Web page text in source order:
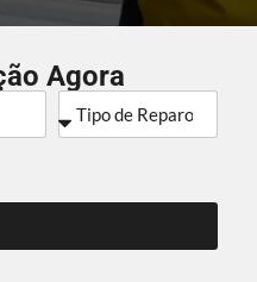
Agora